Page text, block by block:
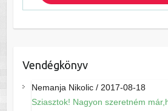
Vendégkönyv
Nemanja Nikolic/ 2017-08-18
Sziasztok! Nagyon szeretném